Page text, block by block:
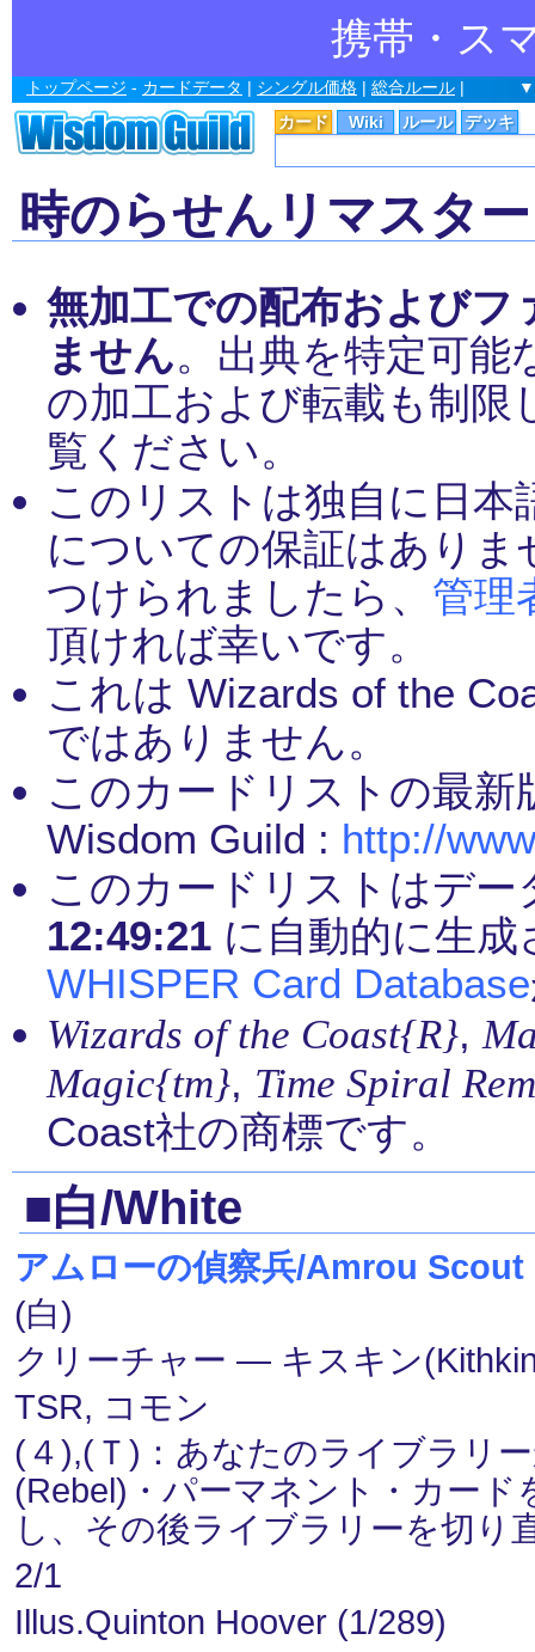
携帯・ス
カード Wiki ルール デッキ
トップページ - カードデータ | シングル価格 | 総合ルール |
時のらせんリマスタ
無加工での配布およびフ
ません。出典を特定可能
の加工および転載も制限
覧ください。
このリストは独自に日
についての保証はあり
つけられましたら、 管理
頂ければ幸いです。
これは Wizards of the
ではありません。
このカードリストの最
Wisdom Guild : http://
このカードリストはデ
12:49:21に自動的に生成
WHISPER Card Database
Wizards of the Coast{R},
Magic{tm}, Time Spiral
Coast社の商標です。
■白/White
アムローの偵察兵/Amrou Scout
(白)
クリーチャー ― キスキン
TSR, コモン
(４),(Ｔ)：あなたのライブラリ
(Rebel)・パーマネント・カー
し、その後ライブラリーを切り
2/1
Illus.Quinton Hoover (1/289)